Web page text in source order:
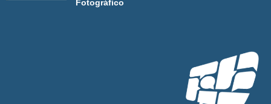
Fotográfico